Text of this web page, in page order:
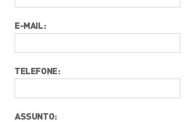
E-MAIL:
TELEFONE:
ASSUNTO: